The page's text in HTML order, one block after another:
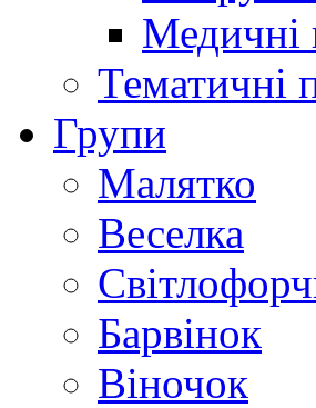
Медичні
Тематичні
Групи
Малятко
Веселка
Барвінок
Віночок